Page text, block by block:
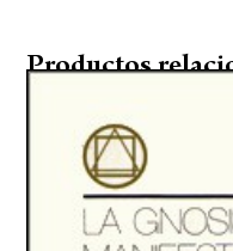
Productos